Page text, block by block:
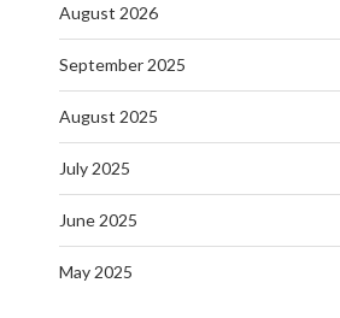
August 2026
September 2025
August 2025
July 2025
June 2025
May 2025